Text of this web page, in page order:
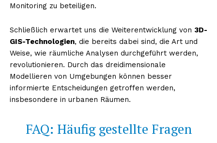
Monitoring zu beteiligen.
Schließlich erwartet uns die Weiterentwicklung von 3D-
GIS-Technologien, die bereits dabei sind, die Art und
Weise, wie räumliche Analysen durchgeführt werden,
revolutionieren. Durch das dreidimensionale
Modellieren von Umgebungen können besser
informierte Entscheidungen getroffen werden,
insbesondere in urbanen Räumen.
FAQ: Häufig gestellte Fragen